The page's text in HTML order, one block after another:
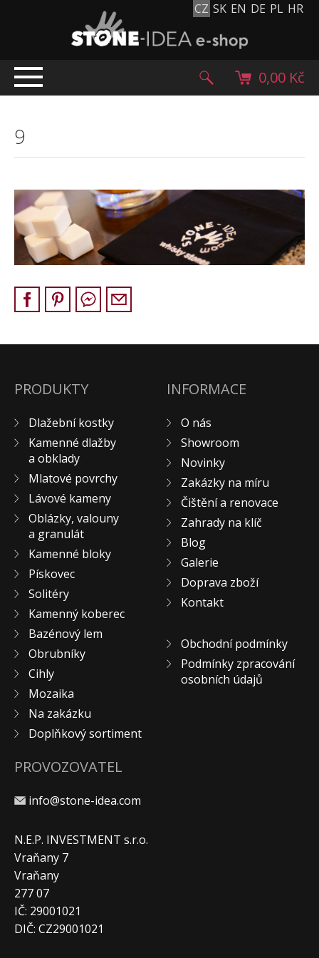
CZ SK EN DE PL HR
TOP NABÍDKA
PRODUKTY
Dlažební kostky
Historické dlažební kostky
Lávové kameny
Kamenný koberec
Kamenné dlažby a obklady
Oblázky, valouny a granulát
Výrobky z kamene na zakázku
BERA GRAVEL FIX
Creative Floor
Terazzo
Doplňkový sortiment
DLAŽEBNÍ KOSTKY
KAMENNÉ DLAŽBY, OBKLADY
MLATOVÉ POVRCHY
ZAKÁZKY NA MÍRU
VÝPRODEJ
NOVINKY
BLOG
KONTAKT
0,00 Kč
9
PRODUKTY
Dlažební kostky
Kamenné dlažby
a obklady
Mlatové povrchy
Lávové kameny
Oblázky, valouny
a granulát
Kamenné bloky
Pískovec
Solitéry
Kamenný koberec
Bazénový lem
Obrubníky
Cihly
Mozaika
Na zakázku
Doplňkový sortiment
INFORMACE
O nás
Showroom
Novinky
Zakázky na míru
Čištění a renovace
Zahrady na klíč
Blog
Galerie
Doprava zboží
Kontakt
Obchodní podmínky
Podmínky zpracování
osobních údajů
PROVOZOVATEL
info@stone-idea.com
N.E.P. INVESTMENT s.r.o.
Vraňany 7
Vraňany
277 07
IČ: 29001021
DIČ: CZ29001021